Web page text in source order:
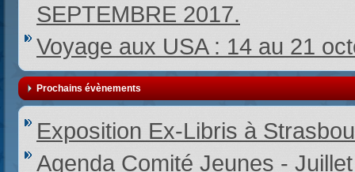
SEPTEMBRE 2017.
Voyage aux USA : 14 au 21
Prochains évènements
Exposition Ex-Libris à
Agenda Comité Jeunes -